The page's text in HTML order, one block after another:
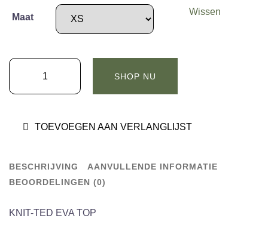
Maat
Wissen
KNIT-
EVA
SHOP NU
TOEVOEGEN AAN VERLANGLIJST
BESCHRIJVING
AANVULLENDE INFORMATIE
BEOORDELINGEN (0)
KNIT-TED EVA TOP